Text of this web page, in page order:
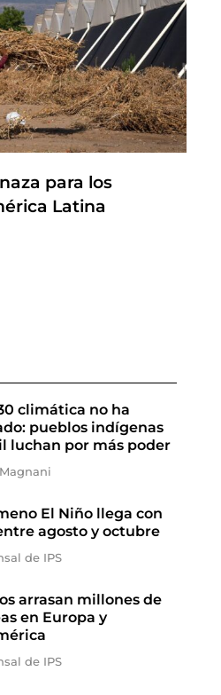
para los
Latina
climática no ha
pueblos indígenas
luchan por más poder
El Niño llega con
agosto y octubre
de IPS
arrasan millones de
en Europa y
de IPS